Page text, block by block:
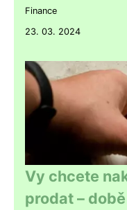
Finance
23. 03. 2024
Vy chcete
prodat –